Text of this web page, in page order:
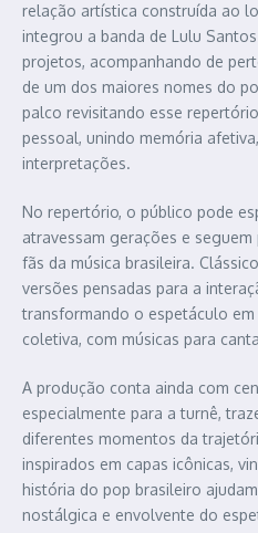
relação artística construída ao
integrou a banda de Lulu
projetos, acompanhando de
de um dos maiores nomes do
palco revisitando esse
pessoal, unindo memória
interpretações.
No repertório, o público pode
atravessam gerações e
fãs da música brasileira.
versões pensadas para a
transformando o espetáculo
coletiva, com músicas para
A produção conta ainda com
especialmente para a turnê,
diferentes momentos da
inspirados em capas icônicas,
história do pop brasileiro
nostálgica e envolvente do